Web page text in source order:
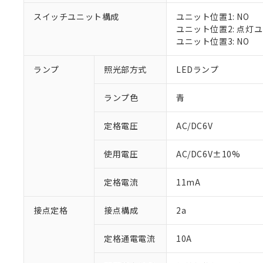
スイッチユニット構成
ユニット位置1: NO
ユニット位置2: 点灯
ユニット位置3: NO
ランプ 照光部方式 LEDランプ
ランプ色 青
定格電圧 AC/DC6V
使用電圧 AC/DC6V±10%
定格電流 11mA
接点定格 接点構成 2a
定格通電電流 10A
ご利用条件
以下の条件をお読
当社制御機
在庫状況お
のであり、
い。
当社販売員
ている必要
対応予定：EU
対応予定なし：
調査・確認中：
非該当品：ライセ
仕入先様の事情に
があります。
六価クロム(Cr(Ⅵ))
ル（DBP） 1000ppm
但し、RoHS指令で産業
フタル酸エステル類の
※2 対応予定月
※1 中国
「－」：未確認で
*中国RoHS10物質の基
Pb(鉛) :1000ppm、 Hg(
Cr(Ⅵ)(六価クロム) :
DBP(フタル酸ジブチル
「ｅ」：有害物質
う）を輸出
などの必要な
ます。
当社は貴社
当社は、貴
記
号
○ 一定数
△ 一定数
－
在庫な